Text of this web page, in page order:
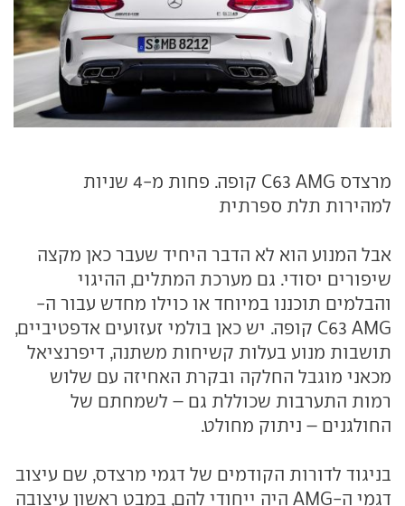
מרצדס C63 AMG קופה. פחות מ-4 שניות
למהירות תלת ספרתית
אבל המנוע הוא לא הדבר היחיד שעבר כאן מקצה
שיפורים יסודי. גם מערכת המתלים, ההיגוי
והבלמים תוכננו במיוחד או כוילו מחדש עבור ה-
C63 AMG קופה. יש כאן בולמי זעזועים אדפטיביים,
תושבות מנוע בעלות קשיחות משתנה, דיפרנציאל
מכאני מוגבל החלקה ובקרת האחיזה עם שלוש
רמות התערבות שכוללת גם – לשמחתם של
החולגנים – ניתוק מחולט.
בניגוד לדורות הקודמים של דגמי מרצדס, שם עיצוב
דגמי ה-AMG היה ייחודי להם, במבט ראשון עיצובה